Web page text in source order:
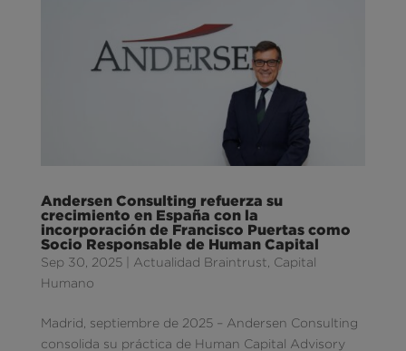
Andersen Consulting refuerza su
crecimiento en España con la
incorporación de Francisco Puertas como
Socio Responsable de Human Capital
Sep 30, 2025| Actualidad Braintrust Capital
Humano
Madrid, septiembre de 2025 – Andersen Consulting
consolida su práctica de Human Capital Advisory